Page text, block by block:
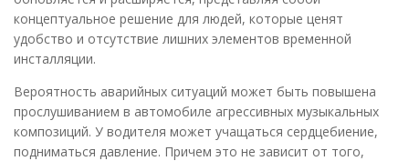
концептуальное решение для людей, которые ценят
удобство и отсутствие лишних элементов временной
инсталляции.
Вероятность аварийных ситуаций может быть повышена
прослушиванием в автомобиле агрессивных музыкальных
композиций. У водителя может учащаться сердцебиение,
подниматься давление. Причем это не зависит от того,